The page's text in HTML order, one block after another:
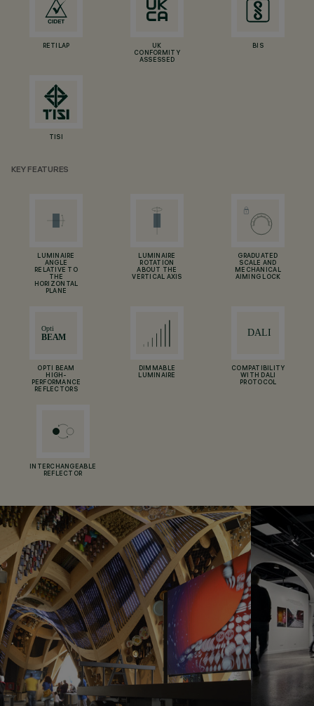
RETILAP
UK
CONFORMITY
ASSESSED
BIS
TISI
KEY FEATURES
LUMINAIRE
ANGLE
RELATIVE TO
THE
HORIZONTAL
PLANE
LUMINAIRE
ROTATION
ABOUT THE
VERTICAL AXIS
GRADUATED
SCALE AND
MECHANICAL
AIMING LOCK
OPTI BEAM
HIGH-
PERFORMANCE
REFLECTORS
DIMMABLE
LUMINAIRE
COMPATIBILITY
WITH DALI
PROTOCOL
INTERCHANGEABLE
REFLECTOR